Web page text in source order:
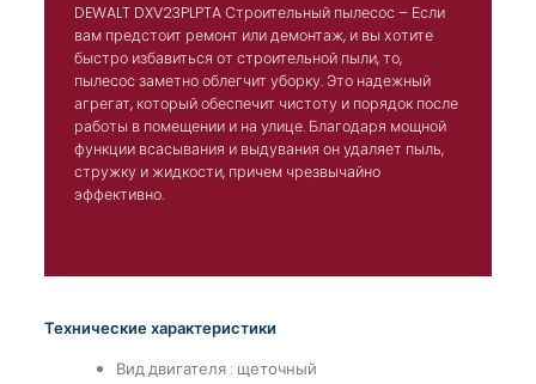
DEWALT DXV23PLPTA Строительный пылесос – Если
вам предстоит ремонт или демонтаж, и вы хотите
быстро избавиться от строительной пыли, то,
пылесос заметно облегчит уборку. Это надежный
агрегат, который обеспечит чистоту и порядок после
работы в помещении и на улице. Благодаря мощной
функции всасывания и выдувания он удаляет пыль,
стружку и жидкости, причем чрезвычайно
эффективно.
Технические характеристики
Вид двигателя : щеточный